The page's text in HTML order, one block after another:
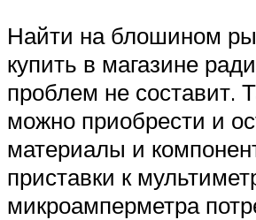
Найти на блошином
купить в магазине
проблем не составит.
можно приобрести и
материалы и
приставки к
микроамперметра